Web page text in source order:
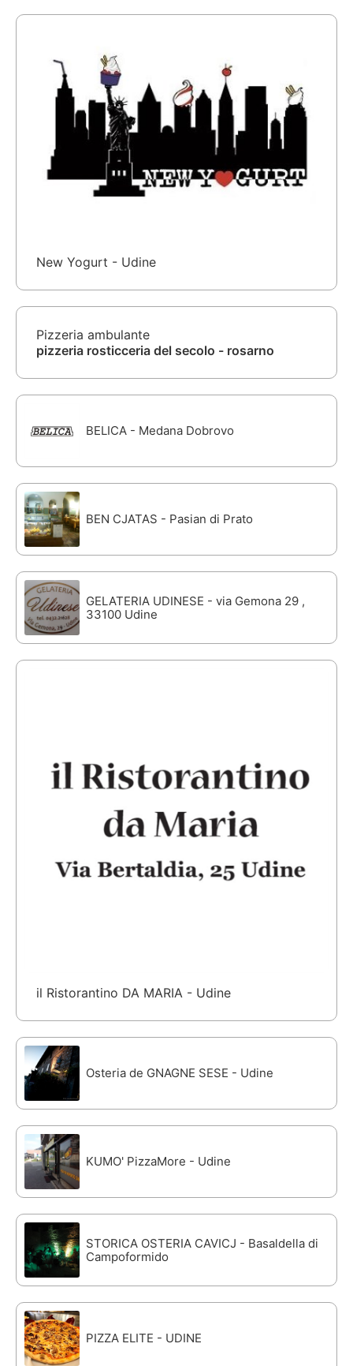
New Yogurt - Udine
Pizzeria ambulante
pizzeria rosticceria del secolo - rosarno
BELICA - Medana Dobrovo
BEN CJATAS - Pasian di Prato
GELATERIA UDINESE - via Gemona 29 ,
33100 Udine
il Ristorantino DA MARIA - Udine
Osteria de GNAGNE SESE - Udine
KUMO' PizzaMore - Udine
STORICA OSTERIA CAVICJ - Basaldella di
Campoformido
PIZZA ELITE - UDINE